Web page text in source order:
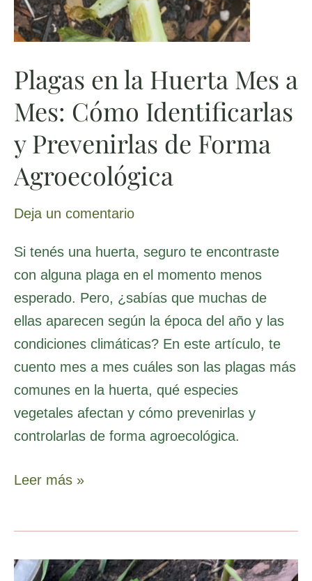
Plagas en la Huerta Mes a
Mes: Cómo Identificarlas
y Prevenirlas de Forma
Agroecológica
Deja un comentario
Si tenés una huerta, seguro te encontraste
con alguna plaga en el momento menos
esperado. Pero, ¿sabías que muchas de
ellas aparecen según la época del año y las
condiciones climáticas? En este artículo, te
cuento mes a mes cuáles son las plagas más
comunes en la huerta, qué especies
vegetales afectan y cómo prevenirlas y
controlarlas de forma agroecológica.
Cómo
Identificarlas
Prevenirlas
de
Forma
Agroecológica
Leer más »
OIDIO